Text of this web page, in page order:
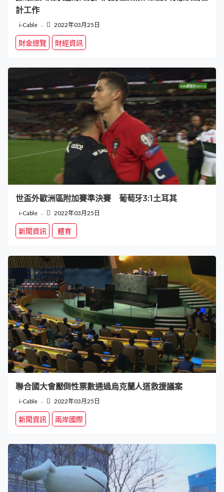
計工作
i-Cable 2022年03月25日
財金總覽 財經資訊
世盃外歐洲區附加賽準決賽 葡萄牙3:1土耳其
i-Cable 2022年03月25日
新聞資訊 體育
聯合國大會壓倒性票數通過烏克蘭人道救援議案
i-Cable 2022年03月25日
新聞資訊 兩岸國際